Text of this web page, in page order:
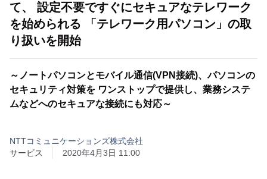
て、 設定不要ですぐにセキュアなテレワーク
を始められる 「テレワーク用パソコン」の取
り扱いを開始
～ノートパソコンとモバイル通信(VPN接続)、パソコンの
セキュリティ対策を ワンストップで提供し、業務システ
ムなどへのセキュアな接続にも対応～
NTTコミュニケーションズ株式会社
サービス
2020年4月3日 11:00